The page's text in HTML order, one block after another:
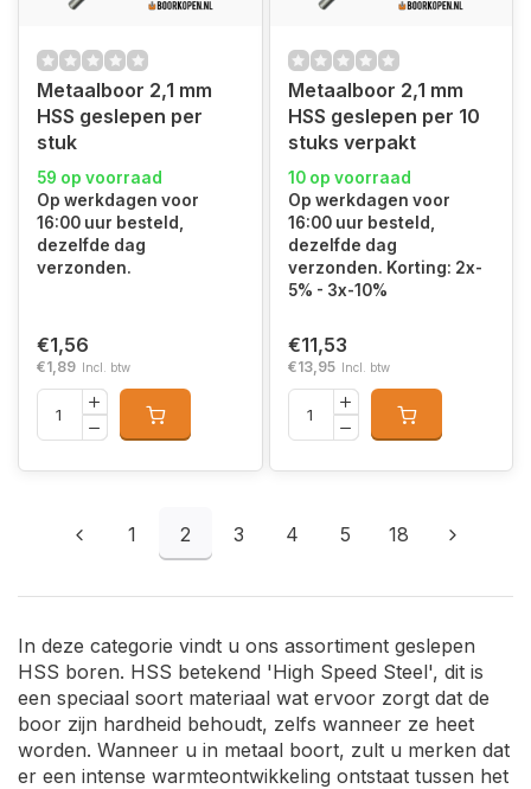
Metaalboor 2,1 mm
HSS geslepen per
stuk
59 op voorraad
Op werkdagen voor
16:00 uur besteld,
dezelfde dag
verzonden.
€1,56
€1,89 Incl. btw
Metaalboor 2,1 mm
HSS geslepen per 10
stuks verpakt
10 op voorraad
Op werkdagen voor
16:00 uur besteld,
dezelfde dag
verzonden. Korting: 2x-
5% - 3x-10%
€11,53
€13,95 Incl. btw
1 2 3 4 5 18
In deze categorie vindt u ons assortiment geslepen
HSS boren. HSS betekend 'High Speed Steel', dit is
een speciaal soort materiaal wat ervoor zorgt dat de
boor zijn hardheid behoudt, zelfs wanneer ze heet
worden. Wanneer u in metaal boort, zult u merken dat
er een intense warmteontwikkeling ontstaat tussen het